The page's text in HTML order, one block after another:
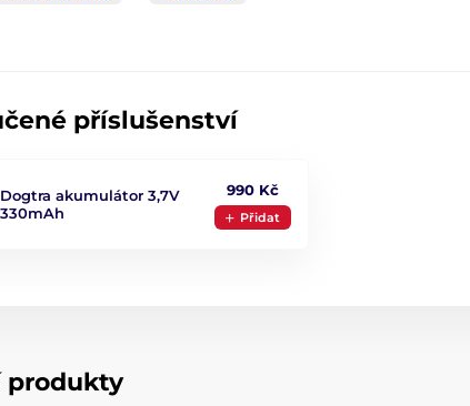
příslušenství
Dogtra akumulátor 3,7V
330mAh
990 Kč
Přidat
produkty